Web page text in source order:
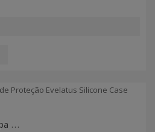
H
uawei Mate 20 Pro Capa de Proteção Evelatus Silicone Case Midnight Blue